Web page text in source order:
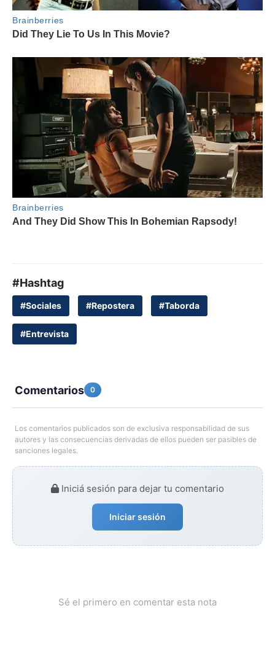
#Hashtag
#Sociales #Repostera #Taborda
#Entrevista
Comentarios 0
Los comentarios publicados son de exclusiva responsabilidad de sus
autores y las consecuencias derivadas de ellos pueden ser pasibles de
sanciones legales.
Iniciá sesión para dejar tu comentario
Iniciar sesión
Sé el primero en comentar esta nota